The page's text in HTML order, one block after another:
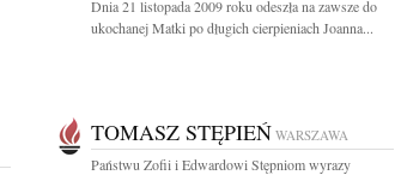
Dnia 21 listopada 2009 roku odeszła na zawsze do
ukochanej Matki po długich cierpieniach Joanna...
TOMASZ STĘPIEŃ WARSZAWA
Państwu Zofii i Edwardowi Stępniom wyrazy